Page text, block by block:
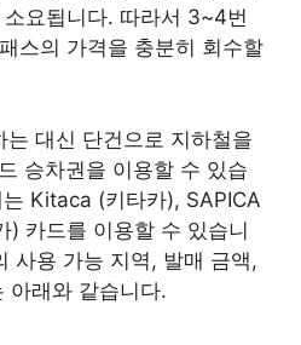
요됩니다. 따라서 3~4번
스의 가격을 충분히 회수할
는 대신 단건으로 지하철을
승차권을 이용할 수 있습
Kitaca (키타카), SAPICA
) 카드를 이용할 수 있습니
사용 가능 지역, 발매 금액,
아래와 같습니다.